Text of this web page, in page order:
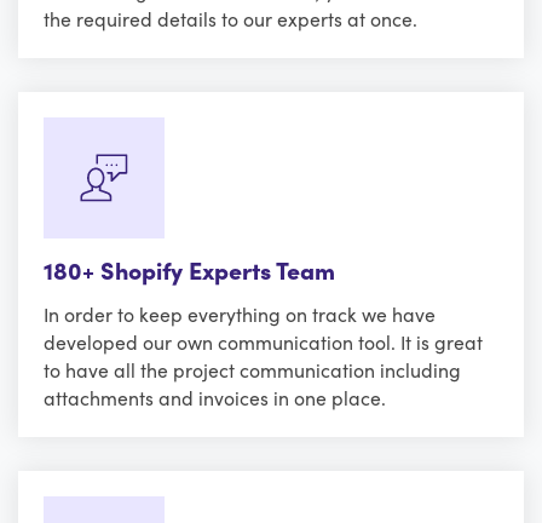
the required details to our experts at once.
180+ Shopify Experts Team
In order to keep everything on track we have
developed our own communication tool. It is great
to have all the project communication including
attachments and invoices in one place.